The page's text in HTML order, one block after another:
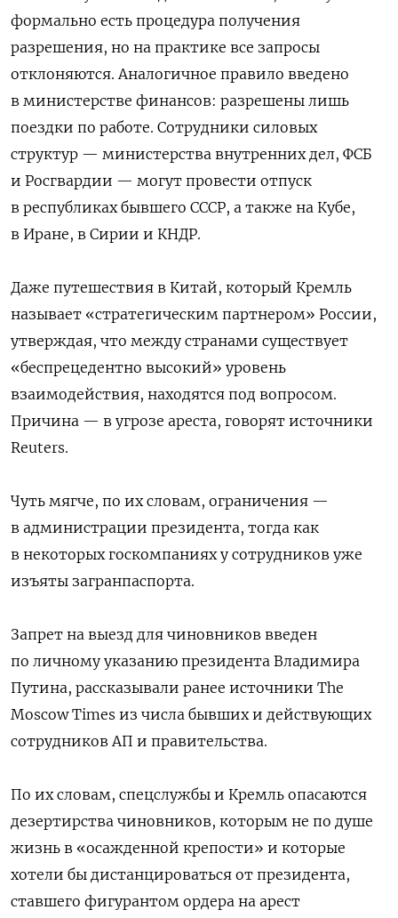
формально есть процедура получения
разрешения, но на практике все запросы
отклоняются. Аналогичное правило введено
в министерстве финансов: разрешены лишь
поездки по работе. Сотрудники силовых
структур — министерства внутренних дел, ФСБ
и Росгвардии — могут провести отпуск
в республиках бывшего СССР, а также на Кубе,
в Иране, в Сирии и КНДР.
Даже путешествия в Китай, который Кремль
называет «стратегическим партнером» России,
утверждая, что между странами существует
«беспрецедентно высокий» уровень
взаимодействия, находятся под вопросом.
Причина — в угрозе ареста, говорят источники
Reuters.
Чуть мягче, по их словам, ограничения —
в администрации президента, тогда как
в некоторых госкомпаниях у сотрудников уже
изъяты загранпаспорта.
Запрет на выезд для чиновников введен
по личному указанию президента Владимира
Путина, рассказывали ранее источники The
Moscow Times из числа бывших и действующих
сотрудников АП и правительства.
По их словам, спецслужбы и Кремль опасаются
дезертирства чиновников, которым не по душе
жизнь в «осажденной крепости» и которые
хотели бы дистанцироваться от президента,
ставшего фигурантом ордера на арест